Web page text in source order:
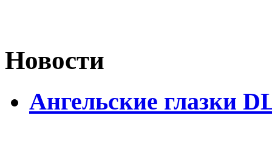
Новости
Ангельские глазки